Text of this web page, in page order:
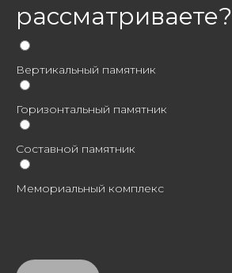
рассматриваете?
Вертикальный памятник
Горизонтальный памятник
Составной памятник
Мемориальный комплекс